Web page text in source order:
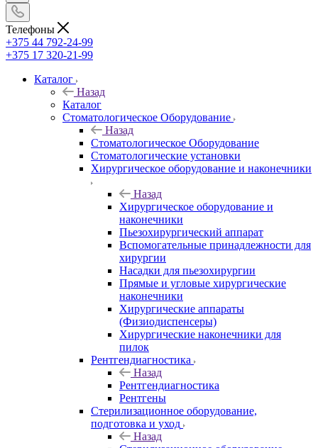
Телефоны
+375 44 792-24-99
+375 17 320-21-99
Каталог
Назад
Каталог
Стоматологическое Оборудование
Назад
Стоматологическое Оборудование
Стоматологические установки
Хирургическое оборудование и наконечники
Назад
Хирургическое оборудование и
наконечники
Пьезохирургический аппарат
Вспомогательные принадлежности для
хирургии
Насадки для пьезохирургии
Прямые и угловые хирургические
наконечники
Хирургические аппараты
(Физиодиспенсеры)
Хирургические наконечники для
пилок
Рентгендиагностика
Назад
Рентгендиагностика
Рентгены
Стерилизационное оборудование,
подготовка и уход
Назад